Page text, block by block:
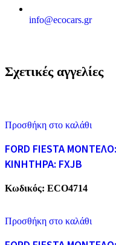
info@ecocars.gr
Σχετικές αγγελίες
Προσθήκη στο καλάθι
FORD FIESTA
ΚΙΝΗΤΗΡΑ: FXJB
Κωδικός: ECO4714
Προσθήκη στο καλάθι